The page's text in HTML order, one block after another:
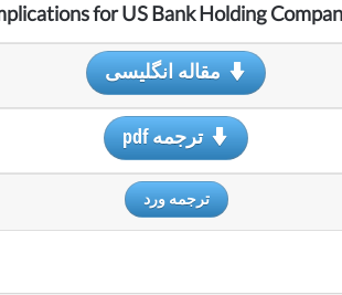
for US Bank Holding
مقاله انگلیسی
ترجمه pdf
ترجمه ورد